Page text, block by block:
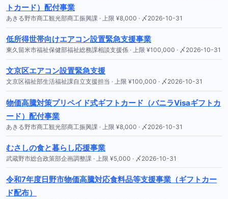
トカード）配付事業
あきる野市商工観光部商工振興課 · 上限 ¥8,000 · 〆2026-10-31
低所得世帯向けエアコン設置緊急支援事業
東久留米市福祉保健部福祉総務課相談支援係 · 上限 ¥100,000 · 〆2026-10-31
文京区エアコン設置緊急支援
文京区福祉部生活福祉課自立支援担当 · 上限 ¥100,000 · 〆2026-10-31
物価高騰対策プリペイド式ギフトカード（バニラVisaギフトカ
ード）配付事業
あきる野市商工観光部商工振興課 · 上限 ¥8,000 · 〆2026-10-31
むさしの食と暮らし応援事業
武蔵野市総合政策部企画調整課 · 上限 ¥5,000 · 〆2026-10-31
令和7年度日野市物価高騰対応食料品等支援事業（ギフトカー
ド配布）